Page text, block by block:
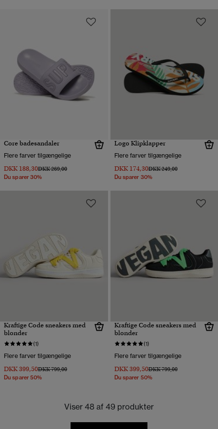
Core badesandaler
Flere farver tilgængelige
DKK 188,30Pris nedsat fra
DKK 269,00til
Du sparer 30%
Logo Klipklapper
Flere farver tilgængelige
DKK 174,30Pris nedsat fra
DKK 249,00til
Du sparer 30%
Kraftige Code sneakers med
blonder
(1)
Flere farver tilgængelige
DKK 399,50Pris nedsat fra
DKK 799,00til
Du sparer 50%
Kraftige Code sneakers med
blonder
(1)
Flere farver tilgængelige
DKK 399,50Pris nedsat fra
DKK 799,00til
Du sparer 50%
Viser 48 af 49 produkter